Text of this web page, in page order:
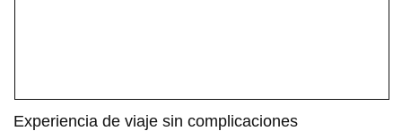
Experiencia de viaje sin complicaciones